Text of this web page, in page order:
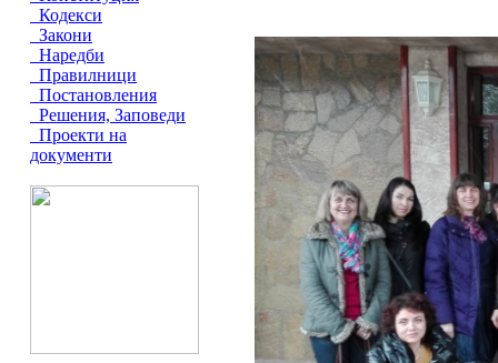
Кодекси
Закони
Наредби
Правилници
Постановления
Решения, Заповеди
Проекти на
документи